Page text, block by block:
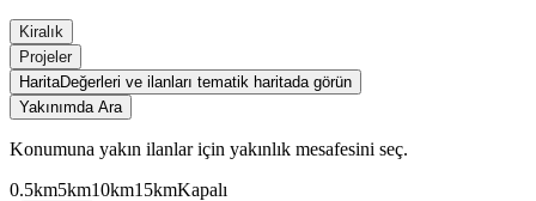
Kiralık
Projeler
HaritaDeğerleri ve ilanları tematik haritada görün
Yakınımda Ara
Konumuna yakın ilanlar için yakınlık mesafesini seç.
0.5km5km10km15kmKapalı